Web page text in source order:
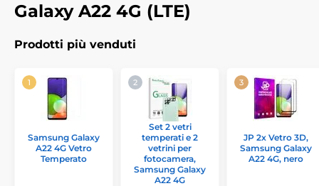
Galaxy A22 4G (LTE)
Prodotti più venduti
Samsung Galaxy
A22 4G Vetro
Temperato
Set 2 vetri
temperati e 2
vetrini per
fotocamera,
Samsung Galaxy
A22 4G
JP 2x Vetro 3D,
Samsung Galaxy
A22 4G, nero